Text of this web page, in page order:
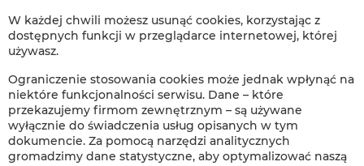
W każdej chwili możesz usunąć cookies, korzystając z
dostępnych funkcji w przeglądarce internetowej, której
używasz.
Ograniczenie stosowania cookies może jednak wpłynąć na
niektóre funkcjonalności serwisu. Dane – które
przekazujemy firmom zewnętrznym – są używane
wyłącznie do świadczenia usług opisanych w tym
dokumencie. Za pomocą narzędzi analitycznych
gromadzimy dane statystyczne, aby optymalizować naszą